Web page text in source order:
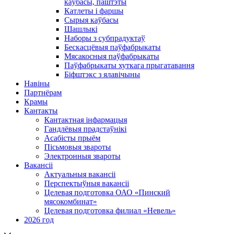
Катлеты і фаршы
Сырыя каўбасы
Шашлыкі
Наборы з субпрадуктаў
Бескасцёвыя паўфабрыкаты
Мясакосныя паўфабрыкаты
Паўфабрыкаты хуткага прыгатавання
Біфштэкс з ялавічыны
Навіны
Партнёрам
Крамы
Кантакты
Кантактная інфармацыя
Гандлёвыя прадстаўнікі
Асабісты прыём
Пісьмовыя звароты
Электронныя звароты
Вакансіі
Актуальныя вакансіі
Перспектыўныя вакансіі
Целевая подготовка ОАО «Пинский
мясокомбинат»
Целевая подготовка филиал «Невель»
2026 год